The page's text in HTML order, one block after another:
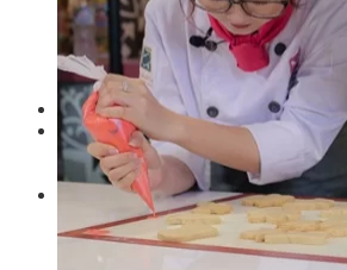
Học Làm Bánh Ngắn Hạn
Khóa Học Bánh Kinh Doanh
Khóa Học Handmade Mini Cake
Master Class
Chuyên Đề
Khai Giảng
Lịch học – Lịch thi
Đăng Ký Học
Công Thức
Cách Làm Bánh Việt
Cách Làm Bánh Âu
Cách Làm Bánh Kem